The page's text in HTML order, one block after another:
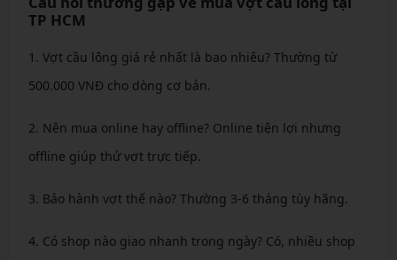
TP HCM
1. Vợt cầu lông giá rẻ nhất là bao nhiêu? Thường từ
500.000 VNĐ cho dòng cơ bản.
2. Nên mua online hay offline? Online tiện lợi nhưng
offline giúp thử vợt trực tiếp.
3. Bảo hành vợt thế nào? Thường 3-6 tháng tùy hãng.
4. Có shop nào giao nhanh trong ngày? Có, nhiều shop